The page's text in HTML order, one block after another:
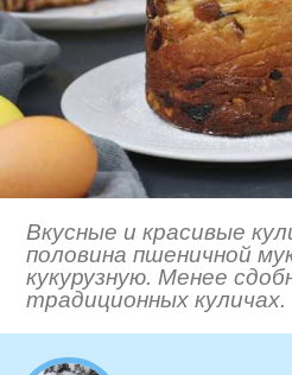
Вкусные и красивые
половина пшеничной
кукурузную. Менее
традиционных куличах.